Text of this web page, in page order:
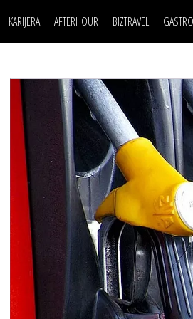
KARIJERA
LJUDI (HR)
MOJ UGAO
USAVRŠAVANJE
KNOW-HOW
AFTERHOUR
KNJIGE
AUTO SVET
STIL
WELLBEING
BIZTRAVEL
POSAO
MOJ UGAO
USAVRŠAVANJE
KNOW-HOW
FILM I SCENA
AUTO SVET
STIL
WELLBEING